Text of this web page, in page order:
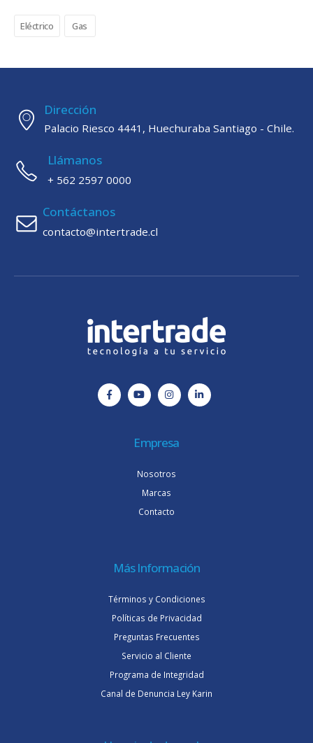
Eléctrico Gas
Dirección
Palacio Riesco 4441, Huechuraba Santiago - Chile.
Llámanos
+ 562 2597 0000
Contáctanos
contacto@intertrade.cl
Empresa
Nosotros
Marcas
Contacto
Más Información
Términos y Condiciones
Políticas de Privacidad
Preguntas Frecuentes
Servicio al Cliente
Programa de Integridad
Canal de Denuncia Ley Karin